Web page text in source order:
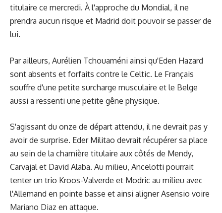
titulaire ce mercredi. À l'approche du Mondial, il ne
prendra aucun risque et Madrid doit pouvoir se passer de
lui.
Par ailleurs, Aurélien Tchouaméni ainsi qu'Eden Hazard
sont absents et forfaits contre le Celtic. Le Français
souffre d'une petite surcharge musculaire et le Belge
aussi a ressenti une petite gêne physique.
S'agissant du onze de départ attendu, il ne devrait pas y
avoir de surprise. Eder Militao devrait récupérer sa place
au sein de la charnière titulaire aux côtés de Mendy,
Carvajal et David Alaba. Au milieu, Ancelotti pourrait
tenter un trio Kroos-Valverde et Modric au milieu avec
l'Allemand en pointe basse et ainsi aligner Asensio voire
Mariano Diaz en attaque.